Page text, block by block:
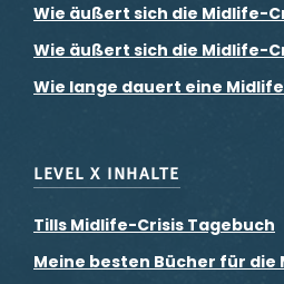
Wie äußert sich die Midlife-
Wie äußert sich die Midlife-
Wie lange dauert eine
LEVEL X INHALTE
Tills Midlife-Crisis Tagebuch
Meine besten Bücher für die